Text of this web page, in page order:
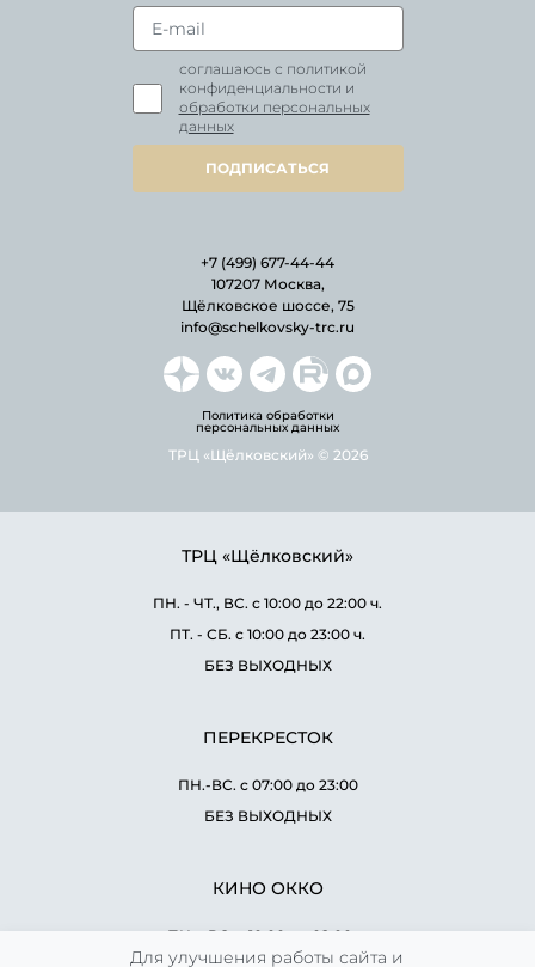
соглашаюсь с политикой
конфиденциальности и
обработки персональных
данных
ПОДПИСАТЬСЯ
+7 (499) 677-44-44
107207 Москва,
Щёлковское шоссе, 75
info@schelkovsky-trc.ru
Политика обработки
персональных данных
ТРЦ «Щёлковский» © 2026
ТРЦ «Щёлковский»
ПН. - ЧТ., ВС. с 10:00 до 22:00 ч.
ПТ. - СБ. с 10:00 до 23:00 ч.
БЕЗ ВЫХОДНЫХ
ПЕРЕКРЕСТОК
ПН.-ВС. с 07:00 до 23:00
БЕЗ ВЫХОДНЫХ
КИНО ОККО
ПН. - ВС. с 10:00 до 02:00 ч.
Для улучшения работы сайта и